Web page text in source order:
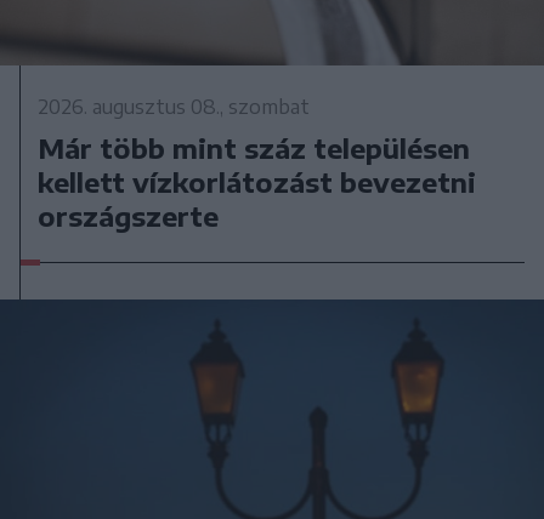
2026. augusztus 08., szombat
Már több mint száz településen
kellett vízkorlátozást bevezetni
országszerte